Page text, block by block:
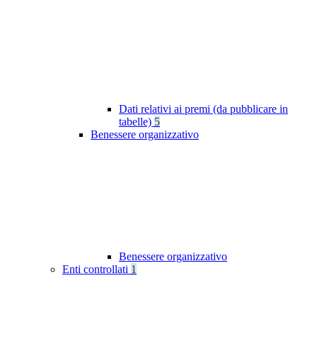
Dati relativi ai premi (da pubblicare in
tabelle) 5
Benessere organizzativo
Benessere organizzativo
Enti controllati 1